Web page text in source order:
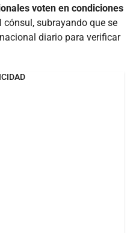
voten en condiciones
cónsul, subrayando que se
diario para verificar